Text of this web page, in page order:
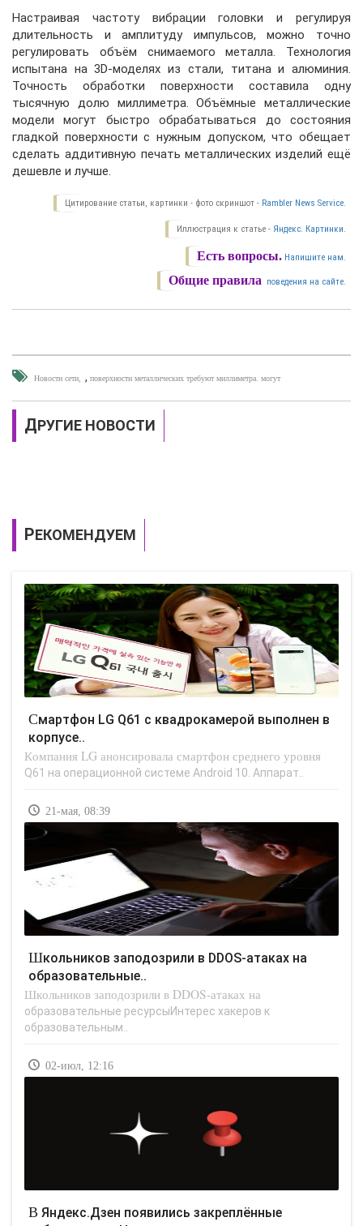
Настраивая частоту вибрации головки и регулируя
длительность и амплитуду импульсов, можно точно
регулировать объём снимаемого металла. Технология
испытана на 3D-моделях из стали, титана и алюминия.
Точность обработки поверхности составила одну
тысячную долю миллиметра. Объёмные металлические
модели могут быстро обрабатываться до состояния
гладкой поверхности с нужным допуском, что обещает
сделать аддитивную печать металлических изделий ещё
дешевле и лучше.
Цитирование статьи, картинки - фото скриншот - Rambler News Service.
Иллюстрация к статье - Яндекс. Картинки.
Есть вопросы. Напишите нам.
Общие правила поведения на сайте.
Новости сети , поверхности металлических требуют миллиметра. могут
ДРУГИЕ НОВОСТИ
РЕКОМЕНДУЕМ
Смартфон LG Q61 с квадрокамерой выполнен в
корпусе..
Компания LG анонсировала смартфон среднего уровня
Q61 на операционной системе Android 10. Аппарат..
21-мая, 08:39
Школьников заподозрили в DDOS-атаках на
образовательные..
Школьников заподозрили в DDOS-атаках на
образовательные ресурсыИнтерес хакеров к
образовательным..
02-июл, 12:16
В Яндекс.Дзен появились закреплённые